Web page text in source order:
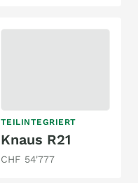
TEILINTEGRIERT
Knaus R21
CHF 54'777